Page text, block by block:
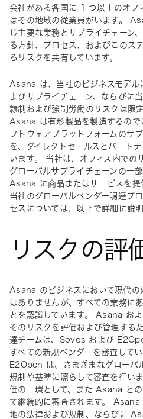
会社がある各国に 1 つ以上のオフ
はその地域の従業員がいます。
じ主要な業務とサプライチェーン
る方針、プロセス、およびこのス
るリスクを共有しています。
Asana は、当社のビジネスモデル
よびサプライチェーン、ならびに
隷制および強制労働のリスクは限
Asana は有形製品を製造するので
フトウェアプラットフォームのサ
を、ダイレクトセールスとパート
います。 当社は、オフィス内での
グローバルサプライチェーンの一
Asana に商品またはサービスを提
当社のグローバルベンダー調達プ
セスについては、以下で詳細に説明
リスクの評
Asana のビジネスにおいて現代の
はありませんが、すべての業務に
とを認識しています。 Asana お
そのリスクを評価および管理する
達チームは、Sovos および
すべての新規ベンダーを審査して
E2Open は、さまざまなグローバ
規制や基準に照らして審査を行い
価の一環として、また Asana と
て継続的に審査されます。 Asana
地の法律および規制、ならびに